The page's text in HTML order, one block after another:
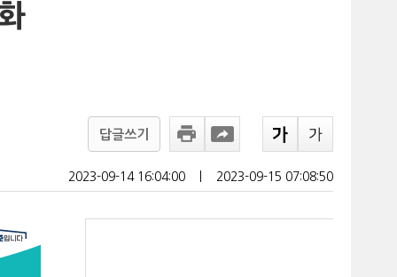
답글쓰기
2023-09-14 16:04:00 2023-09-15 07:08:50